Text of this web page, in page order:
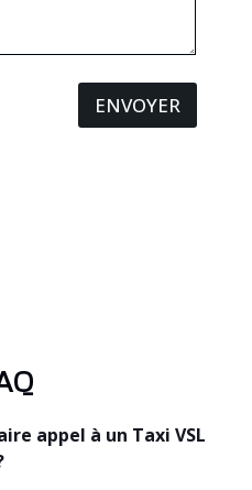
ENVOYER
appel à un Taxi VSL